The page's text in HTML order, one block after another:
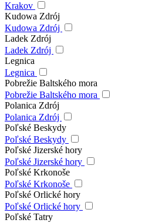
Krakov
Kudowa Zdrój
Kudowa Zdrój
Ladek Zdrój
Ladek Zdrój
Legnica
Legnica
Pobrežie Baltského mora
Pobrežie Baltského mora
Polanica Zdrój
Polanica Zdrój
Poľské Beskydy
Poľské Beskydy
Poľské Jizerské hory
Poľské Jizerské hory
Poľské Krkonoše
Poľské Krkonoše
Poľské Orlické hory
Poľské Orlické hory
Poľské Tatry